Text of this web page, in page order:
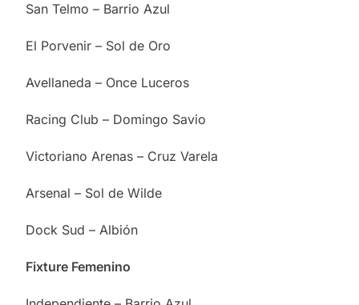
San Telmo – Barrio Azul
El Porvenir – Sol de Oro
Avellaneda – Once Luceros
Racing Club – Domingo Savio
Victoriano Arenas – Cruz Varela
Arsenal – Sol de Wilde
Dock Sud – Albión
Fixture Femenino